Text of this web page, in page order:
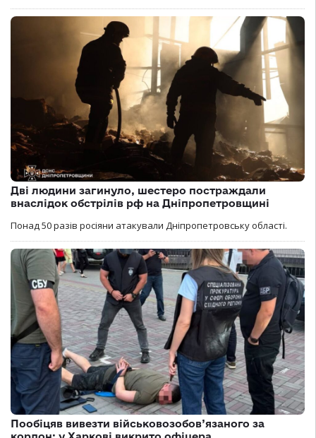
Дві людини загинуло, шестеро постраждали
внаслідок обстрілів рф на Дніпропетровщині
Понад 50 разів росіяни атакували Дніпропетровську області.
Пообіцяв вивезти військовозобов’язаного за